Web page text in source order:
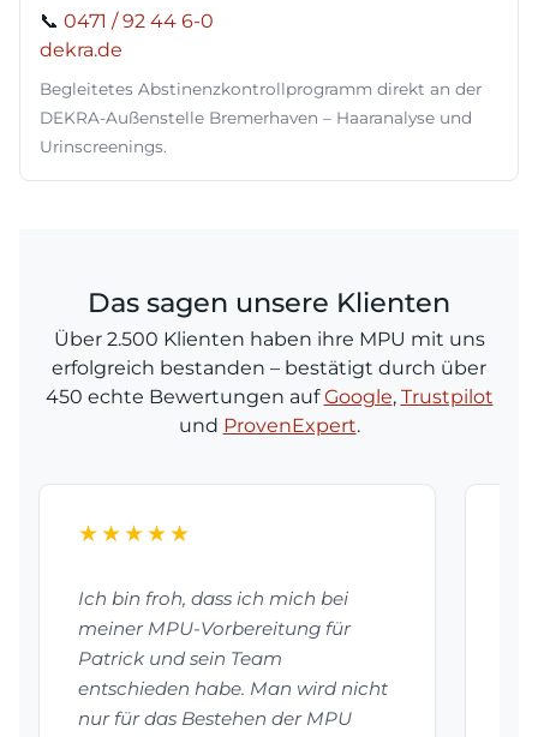
📞 0471 / 92 44 6-0
dekra.de
Begleitetes Abstinenzkontrollprogramm direkt an der
DEKRA-Außenstelle Bremerhaven – Haaranalyse und
Urinscreenings.
Das sagen unsere Klienten
Über 2.500 Klienten haben ihre MPU mit uns
erfolgreich bestanden – bestätigt durch über
450 echte Bewertungen aufGoogle, Trustpilot
und ProvenExpert.
★★★★★
Ich bin froh, dass ich mich bei
meiner MPU-Vorbereitung für
Patrick und sein Team
entschieden habe. Man wird nicht
nur für das Bestehen der MPU